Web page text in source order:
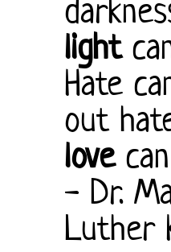
light
Hate
out
love
- Dr.
Luther